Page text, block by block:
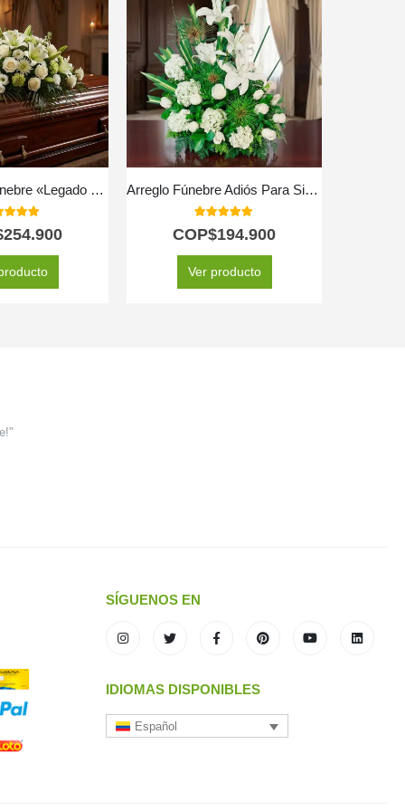
Cubre Caja Fúnebre «Legado Eterno de Tomás» 🕊️
254.900
Arreglo Fúnebre Adiós Para Siempre
5.00
COP$194.900
Ver producto
SÍGUENOS EN
IDIOMAS DISPONIBLES
Español